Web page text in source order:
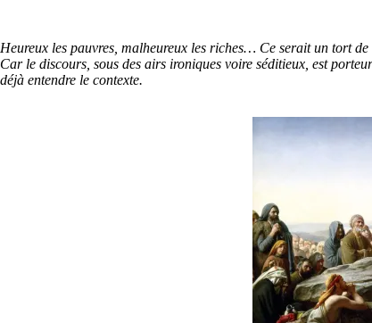
Heureux les pauvres, malheureux les riches… Ce serait un tort
Car le discours, sous des airs ironiques voire séditieux, est
déjà entendre le contexte.